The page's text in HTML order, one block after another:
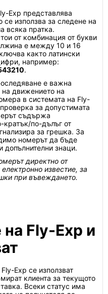
Exp представлява
се използва за следене на
всяка пратка.
от комбинация от букви
е между 10 и 16
както латински
например:
.
е важна
на движението на
в системата на Fly-
за допустимата
съдържа
по-дълъг от
за грешка. За
номерът да бъде
допълнителни знаци.
директно от
известие, за
при въвеждането.
Fly-Exp и
Exp се използват
клиента за текущото
Всеки статус има